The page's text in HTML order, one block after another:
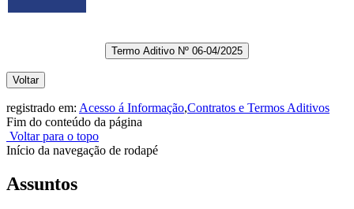
Termo Aditivo Nº 06-04/2025
Voltar
registrado em: Acesso á Informação,Contratos e Termos Aditivos
Fim do conteúdo da página
Voltar para o topo
Início da navegação de rodapé
Assuntos